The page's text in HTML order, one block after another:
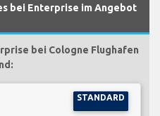
bei Enterprise im Angebot
bei Cologne Flughafen
STANDARD